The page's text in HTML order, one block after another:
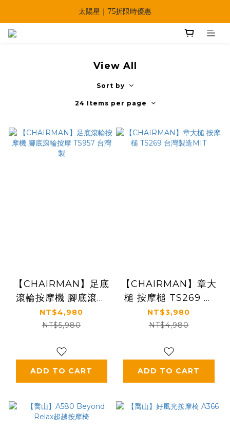
🔥父親節多重優惠一次享！
太陽星｜75折限時優惠
View All
Sort by
24 Items per page
【CHAIRMAN】足底
滾輪按摩機 腳底滾輪
按摩 TS957 台灣製
NT$4,980
NT$5,980
ADD TO CART
【CHAIRMAN】章大
槌 按摩槌 TS269 台
灣製造MIT
NT$3,980
NT$4,980
ADD TO CART